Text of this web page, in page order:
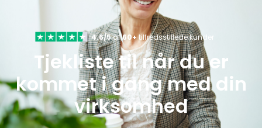
4.6/5af60+tilfredsstillede kunder
Tjekliste til når du er
kommet i gang med din
virksomhed